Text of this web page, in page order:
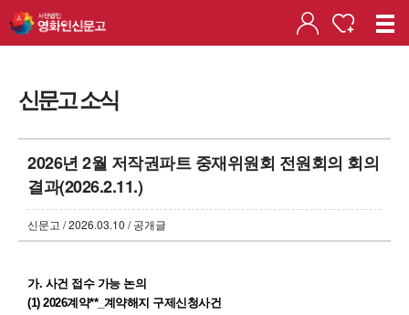
신문고 소식
2026년 2월 저작권파트 중재위원회 전원회의 회의
결과(2026.2.11.)
신문고 / 2026.03.10 / 공개글
가. 사건 접수 가능 논의
(1) 2026계약**_계약해지 구제신청사건